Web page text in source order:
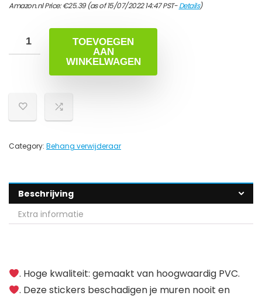
Amazon.nl Price:€25.39(as of 15/07/2022 14:47 PST-Details)
TOEVOEGEN
AAN
WINKELWAGEN
Category: Behang verwijderaar
Beschrijving
Extra informatie
. Hoge kwaliteit: gemaakt van hoogwaardig PVC.
. Deze stickers beschadigen je muren nooit en